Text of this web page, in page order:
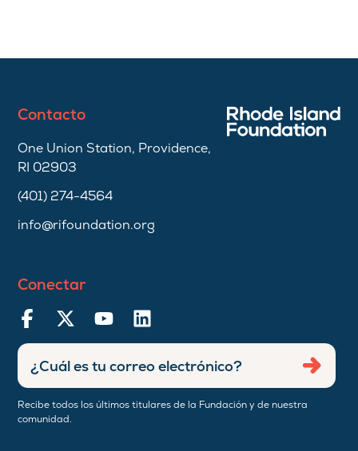
Contacto
One Union Station, Providence,
RI 02903
(401) 274-4564
info@rifoundation.org
Conectar
Recibe todos los últimos titulares de la Fundación y de nuestra
comunidad.
Ingresar
dirección
de
correo
Enviar